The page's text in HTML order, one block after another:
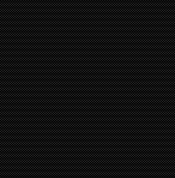
PUBLIÉ LE 05-08-2016
FOR SALE : MCLAREN 675 LT
- AMIAN CARS
MCLAREN
675LT
AMIAN CARS
HYPERCAR
PUBLIÉ LE 29-09-2017
FOR SALE : 2014 MCLAREN P1
DEALS ON WHEELS LLC
MCLAREN
P1
FOR SALE